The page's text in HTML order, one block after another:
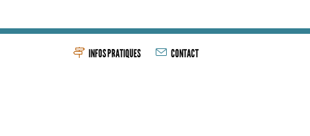
INFOS PRATIQUES CONTACT